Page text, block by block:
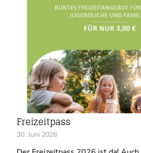
Freizeitpass
30. Juni 2026